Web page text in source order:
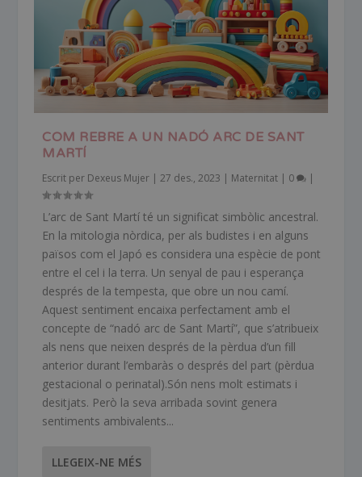
COM REBRE A UN NADÓ ARC DE SANT
MARTÍ
Escrit per Dexeus Mujer |27 des., 2023 | Maternitat | 0 |
L’arc de Sant Martí té un significat simbòlic ancestral.
En la mitologia nòrdica, per als budistes i en alguns
països com el Japó es considera una espècie de pont
entre el cel i la terra. Un senyal de pau i esperança
després de la tempesta, que obre un nou camí.
Aquest sentiment encaixa perfectament amb el
concepte de “nadó arc de Sant Martí”, que s’atribueix
als nens que neixen després de la pèrdua d’un fill
anterior durant l’embaràs o després del part (pèrdua
gestacional o perinatal).Són nens molt estimats i
desitjats. Però la seva arribada sovint genera
sentiments ambivalents...
LLEGEIX-NE MÉS